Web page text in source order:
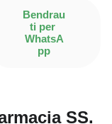
Bendrau
ti per
WhatsA
pp
SS.